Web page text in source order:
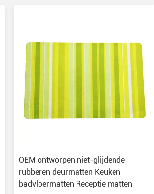
OEM ontworpen niet-glijdende
rubberen deurmatten Keuken
badvloermatten Receptie matten